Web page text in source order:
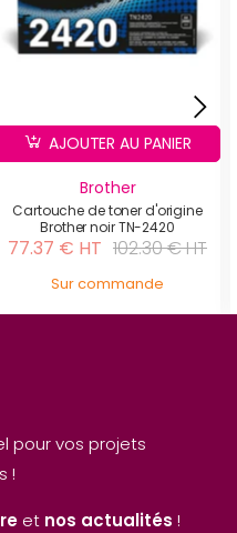
Brother
Cartouche de toner d'origine
Brother noir TN-2420
77.37 € HT 102.30 € HT
Sur commande
AJOUTER AU PANIER
pour vos projets
!
et nos actualités !